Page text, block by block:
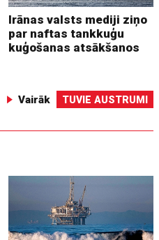
Irānas valsts mediji ziņo
par naftas tankkuģu
kuģošanas atsākšanos
Vairāk TUVIE AUSTRUMI